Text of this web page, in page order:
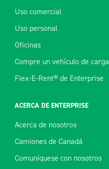
Uso comercial
Uso personal
Oficinas
Compre un vehículo de carga
Flex-E-Rent® de Enterprise
ACERCA DE ENTERPRISE
Acerca de nosotros
Camiones de Canadá
Comuníquese con nosotros